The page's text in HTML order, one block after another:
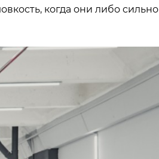
когда они либо сильно